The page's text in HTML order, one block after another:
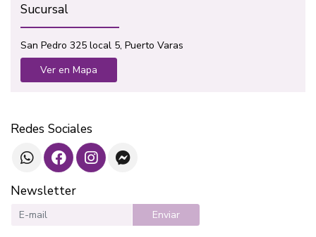
Sucursal
San Pedro 325 local 5, Puerto Varas
Ver en Mapa
Redes Sociales
Newsletter
Enviar